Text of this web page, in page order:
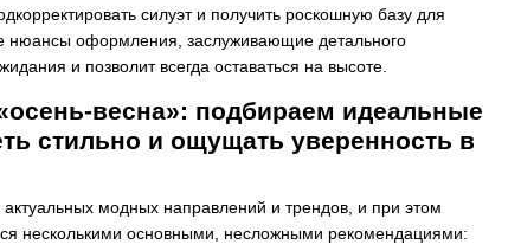
силуэт и получить роскошную базу для
нюансы оформления, заслуживающие детального
и позволит всегда оставаться на высоте.
весна»: подбираем идеальные
стильно и ощущать уверенность в
модных направлений и трендов, и при этом
несколькими основными, несложными рекомендациями: